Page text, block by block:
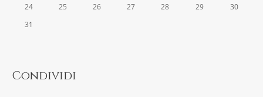
24
25 26 27 28 29
30
31
Condividi